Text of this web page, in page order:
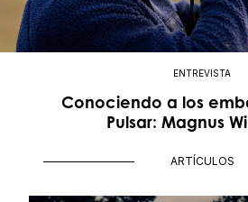
ENTREVISTA
Conociendo a los
Pulsar: Magnus
ARTÍCULOS